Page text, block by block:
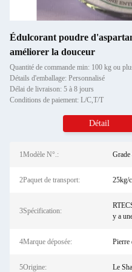
Édulcorant poudre
améliorer la douceur
Quantité de commande min: 100 kg ou
Détails d'emballage: Personnalisé
Délai de livraison: 5 à 8 jours
Conditions de paiement: L/C,T/T
Détail
1Modèle N°.: Grade
2Paquet de transport: 25kg/
3Spécification:
y a
4Marque déposée: Pierre
5Origine: Le